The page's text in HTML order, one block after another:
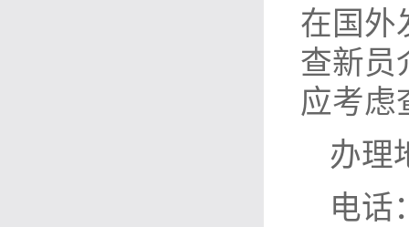
在国外
查新员
应考虑
办理
电话